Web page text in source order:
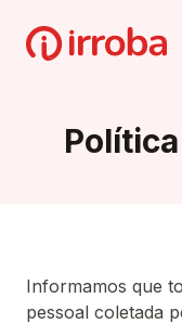
Irroba
Informamos que
pessoal coletada